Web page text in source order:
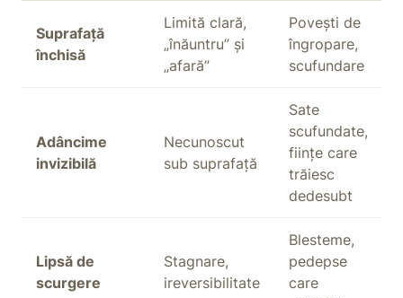
Suprafață
închisă
Limită clară,
„înăuntru” și
„afară”
Povești de
îngropare,
scufundare
Adâncime
invizibilă
Necunoscut
sub suprafață
Sate
scufundate,
ființe care
trăiesc
dedesubt
Lipsă de
scurgere
Stagnare,
ireversibilitate
Blesteme,
pedepse
care